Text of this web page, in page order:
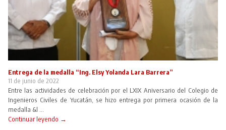
Entrega de la medalla “Ing. Elsy Yolanda Lara Barrera”
11 de junio de 2022
Entre las actividades de celebración por el LXIX Aniversario del Colegio de
Ingenieros Civiles de Yucatán, se hizo entrega por primera ocasión de la
medalla &l ...
Continuar leyendo →